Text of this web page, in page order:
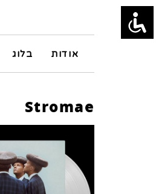
אודות בלוג
Stromae